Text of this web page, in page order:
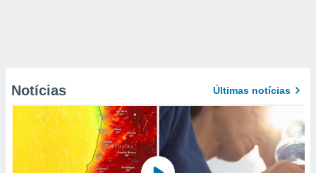
Notícias Últimas notícias